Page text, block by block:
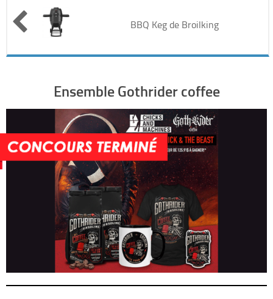
Cinéma
Electronique & Electroménager
Maison & Jardinage
Restaurants
BBQ Keg de Broilking
Ensemble Gothrider coffee